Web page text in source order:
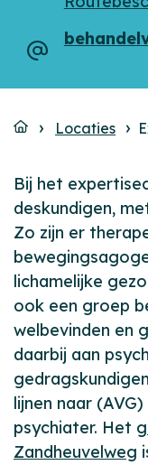
E-
mailadres
Locaties
Bij het
deskundigen,
Zo zijn er
lichamelijke
ook een groep
welbevinden en
daarbij aan
lijnen naar
psychiater. Het
Zandheuvelweg